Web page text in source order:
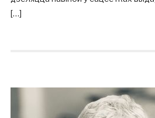
[…]